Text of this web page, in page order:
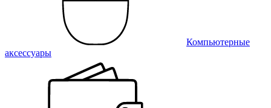
Компьютерные
аксессуары